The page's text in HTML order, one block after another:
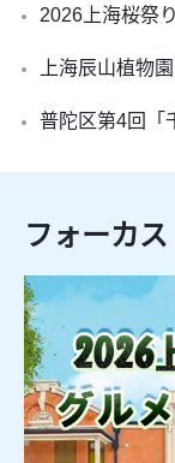
2026上海桜祭
上海辰山植物
普陀区第4回「
フォーカス